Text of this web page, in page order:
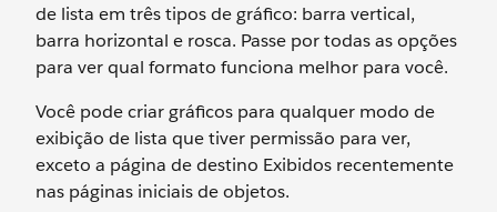
de lista em três tipos de gráfico: barra vertical,
barra horizontal e rosca. Passe por todas as opções
para ver qual formato funciona melhor para você.
Você pode criar gráficos para qualquer modo de
exibição de lista que tiver permissão para ver,
exceto a página de destino Exibidos recentemente
nas páginas iniciais de objetos.